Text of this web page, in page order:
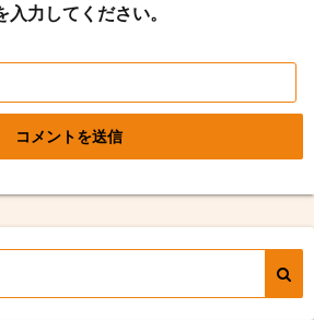
入力してください。